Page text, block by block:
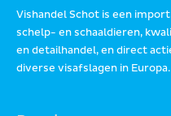
Vishandel Schot is een
schelp- en schaaldieren,
en detailhandel, en direct
diverse visafslagen in Europa.